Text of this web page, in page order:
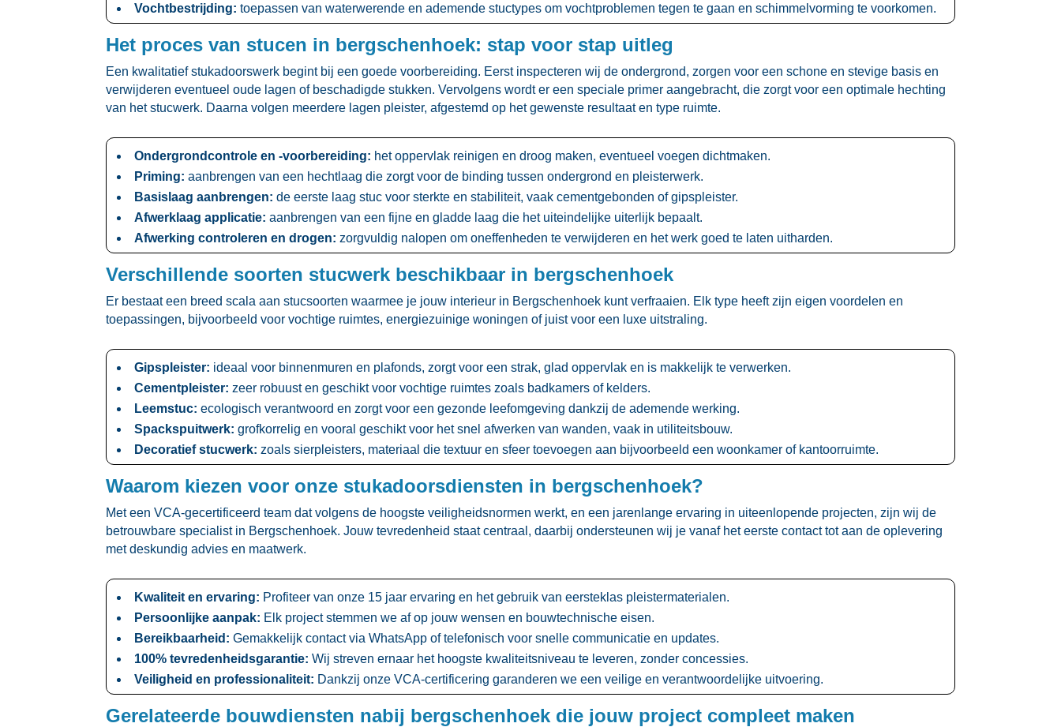
Vochtbestrijding: toepassen van waterwerende en ademende stuctypes om vochtproblemen tegen te gaan en schimmelvorming te voorkomen.​
Het proces van stucen in bergschenhoek: stap voor stap uitleg
Een kwalitatief stukadoorswerk begint bij een goede voorbereiding.​ Eerst inspecteren wij de ondergrond, zorgen voor een schone en stevige basis en
verwijderen eventueel oude lagen of beschadigde stukken.​ Vervolgens wordt er een speciale primer aangebracht, die zorgt voor een optimale hechting
van het stucwerk.​ Daarna volgen meerdere lagen pleister, afgestemd op het gewenste resultaat en type ruimte.​
Ondergrondcontrole en -voorbereiding: het oppervlak reinigen en droog maken, eventueel voegen dichtmaken.​
Priming: aanbrengen van een hechtlaag die zorgt voor de binding tussen ondergrond en pleisterwerk.​
Basislaag aanbrengen: de eerste laag stuc voor sterkte en stabiliteit, vaak cementgebonden of gipspleister.​
Afwerklaag applicatie: aanbrengen van een fijne en gladde laag die het uiteindelijke uiterlijk bepaalt.​
Afwerking controleren en drogen: zorgvuldig nalopen om oneffenheden te verwijderen en het werk goed te laten uitharden.​
Verschillende soorten stucwerk beschikbaar in bergschenhoek
Er bestaat een breed scala aan stucsoorten waarmee je jouw interieur in Bergschenhoek kunt verfraaien.​ Elk type heeft zijn eigen voordelen en
toepassingen, bijvoorbeeld voor vochtige ruimtes, energiezuinige woningen of juist voor een luxe uitstraling.​
Gipspleister: ideaal voor binnenmuren en plafonds, zorgt voor een strak, glad oppervlak en is makkelijk te verwerken.​
Cementpleister: zeer robuust en geschikt voor vochtige ruimtes zoals badkamers of kelders.​
Leemstuc: ecologisch verantwoord en zorgt voor een gezonde leefomgeving dankzij de ademende werking.​
Spackspuitwerk: grofkorrelig en vooral geschikt voor het snel afwerken van wanden, vaak in utiliteitsbouw.​
Decoratief stucwerk: zoals sierpleisters, materiaal die textuur en sfeer toevoegen aan bijvoorbeeld een woonkamer of kantoorruimte.​
Waarom kiezen voor onze stukadoorsdiensten in bergschenhoek?
Met een VCA-gecertificeerd team dat volgens de hoogste veiligheidsnormen werkt, en een jarenlange ervaring in uiteenlopende projecten, zijn wij de
betrouwbare specialist in Bergschenhoek.​ Jouw tevredenheid staat centraal, daarbij ondersteunen wij je vanaf het eerste contact tot aan de oplevering
met deskundig advies en maatwerk.​
Kwaliteit en ervaring: Profiteer van onze 15 jaar ervaring en het gebruik van eersteklas pleistermaterialen.​
Persoonlijke aanpak: Elk project stemmen we af op jouw wensen en bouwtechnische eisen.​
Bereikbaarheid: Gemakkelijk contact via WhatsApp of telefonisch voor snelle communicatie en updates.​
100% tevredenheidsgarantie: Wij streven ernaar het hoogste kwaliteitsniveau te leveren, zonder concessies.​
Veiligheid en professionaliteit: Dankzij onze VCA-certificering garanderen we een veilige en verantwoordelijke uitvoering.​
Gerelateerde bouwdiensten nabij bergschenhoek die jouw project compleet maken